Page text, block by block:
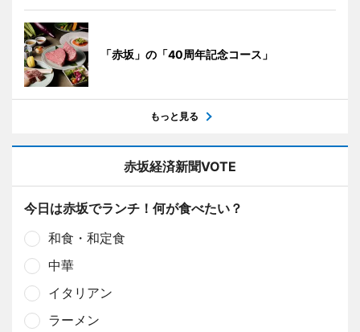
「赤坂」の「40周年記念コース」
もっと見る
赤坂経済新聞VOTE
今日は赤坂でランチ！何が食べたい？
和食・和定食
中華
イタリアン
ラーメン